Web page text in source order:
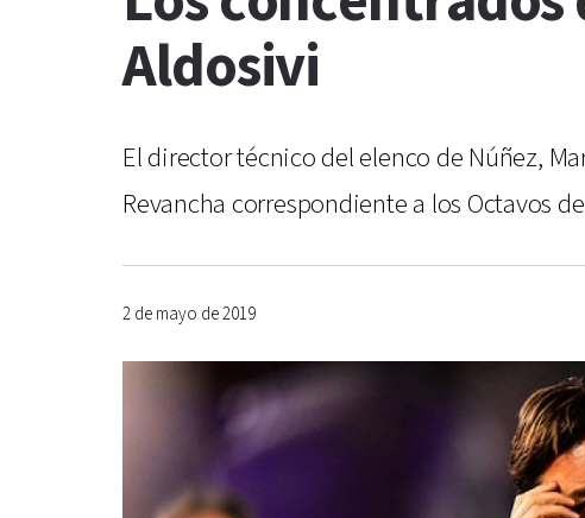
Aldosivi
El director técnico del elenco de Núñez,
Revancha correspondiente a los Octavos
2 de mayo de 2019